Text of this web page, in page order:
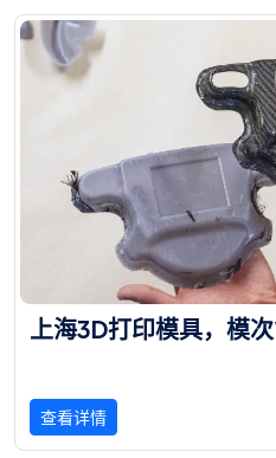
上海3D打印模具， 模次
查看详情